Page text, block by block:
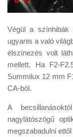
Végül a színhibák
ugyanis a való
élszínezés volt
mellett. Ha F2-
Summilux 12 mm
CA-ból.
A
nagylátószögű
megszabadulni